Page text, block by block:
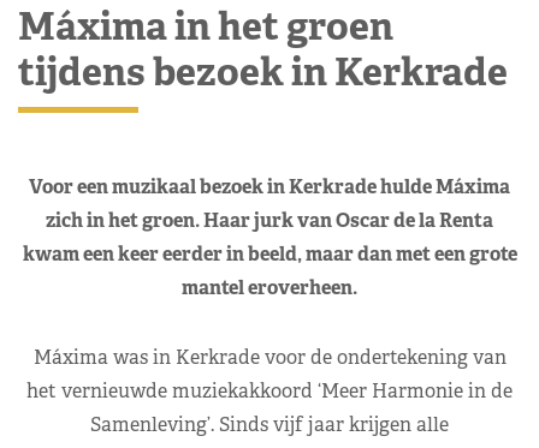
Máxima in het groen
tijdens bezoek in Kerkrade
Voor een muzikaal bezoek in Kerkrade hulde Máxima
zich in het groen. Haar jurk van Oscar de la Renta
kwam een keer eerder in beeld, maar dan met een grote
mantel eroverheen.
Máxima was in Kerkrade voor de ondertekening van
het vernieuwde muziekakkoord ‘Meer Harmonie in de
Samenleving’. Sinds vijf jaar krijgen alle